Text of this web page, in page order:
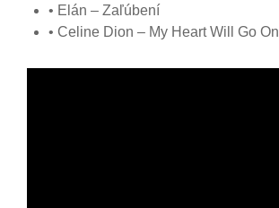
• Elán – Zaľúbení
• Celine Dion – My Heart Will Go On